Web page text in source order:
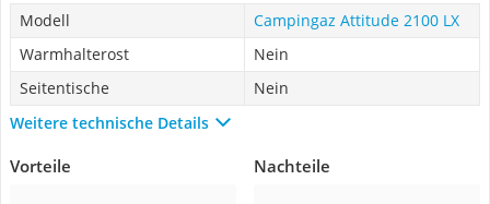
Modell
Campingaz Attitude 2100 LX
Warmhalterost
Nein
Seitentische
Nein
Weitere technische Details
Vorteile Nachteile